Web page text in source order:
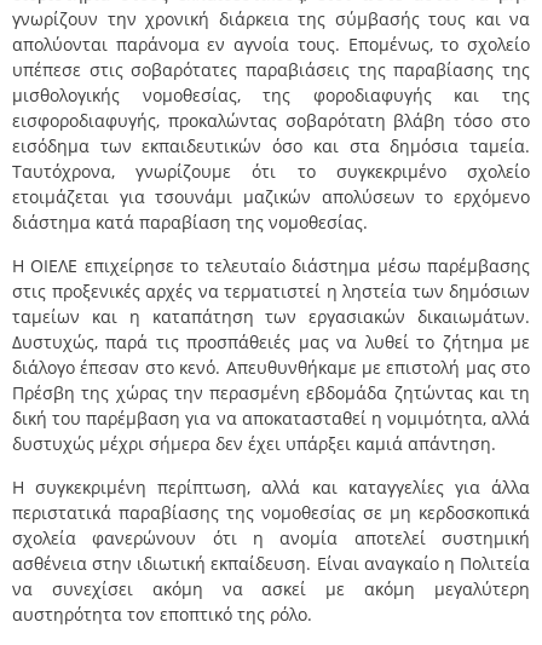
γνωρίζουν την χρονική διάρκεια της σύμβασής τους και να
απολύονται παράνομα εν αγνοία τους. Επομένως, το σχολείο
υπέπεσε στις σοβαρότατες παραβιάσεις της παραβίασης της
μισθολογικής νομοθεσίας, της φοροδιαφυγής και της
εισφοροδιαφυγής, προκαλώντας σοβαρότατη βλάβη τόσο στο
εισόδημα των εκπαιδευτικών όσο και στα δημόσια ταμεία.
Ταυτόχρονα, γνωρίζουμε ότι το συγκεκριμένο σχολείο
ετοιμάζεται για τσουνάμι μαζικών απολύσεων τo ερχόμενο
διάστημα κατά παραβίαση της νομοθεσίας.
Η ΟΙΕΛΕ επιχείρησε το τελευταίο διάστημα μέσω παρέμβασης
στις προξενικές αρχές να τερματιστεί η ληστεία των δημόσιων
ταμείων και η καταπάτηση των εργασιακών δικαιωμάτων.
Δυστυχώς, παρά τις προσπάθειές μας να λυθεί το ζήτημα με
διάλογο έπεσαν στο κενό. Απευθυνθήκαμε με επιστολή μας στο
Πρέσβη της χώρας την περασμένη εβδομάδα ζητώντας και τη
δική του παρέμβαση για να αποκατασταθεί η νομιμότητα, αλλά
δυστυχώς μέχρι σήμερα δεν έχει υπάρξει καμιά απάντηση.
Η συγκεκριμένη περίπτωση, αλλά και καταγγελίες για άλλα
περιστατικά παραβίασης της νομοθεσίας σε μη κερδοσκοπικά
σχολεία φανερώνουν ότι η ανομία αποτελεί συστημική
ασθένεια στην ιδιωτική εκπαίδευση. Είναι αναγκαίο η Πολιτεία
να συνεχίσει ακόμη να ασκεί με ακόμη μεγαλύτερη
αυστηρότητα τον εποπτικό της ρόλο.